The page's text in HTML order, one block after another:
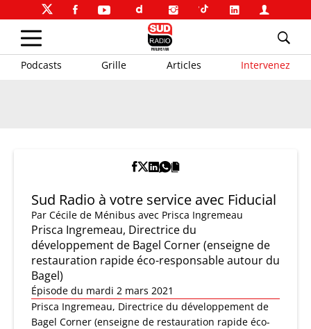
Podcasts Grille Articles Intervenez
Sud Radio à votre service avec Fiducial
Par Cécile de Ménibus avec Prisca Ingremeau
Prisca Ingremeau, Directrice du
développement de Bagel Corner (enseigne de
restauration rapide éco-responsable autour du
Bagel)
Épisode du mardi 2 mars 2021
Prisca Ingremeau, Directrice du développement de
Bagel Corner (enseigne de restauration rapide éco-